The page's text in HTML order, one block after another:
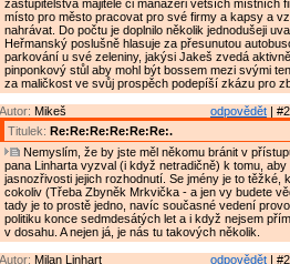
zastupitelstva majitelé či manažeři větších místních
místo pro město pracovat pro své firmy a kapsy a
nahrávat. Do počtu je doplnilo několik jednodušeji
Heřmanský poslušně hlasuje za přesunutou
parkování u své zeleniny, jakýsi Jakeš zvedá
pinponkový stůl aby mohl být bossem mezi svými
za maličkost ve svůj prospěch podepíší zkázu pro
odpovědět |
Autor: Mikeš
Titulek: Re:Re:Re:Re:Re:Re:.
Nemyslím, že by jste měl někomu bránit v
pana Linharta vyzval (i když netradičně) k tomu, aby
jasnozřivosti jejich rozhodnutí. Se jmény je to těžké,
cokoliv (Třeba Zbyněk Mrkvička - a jen vy budete
tady je to prostě jedno, navíc současné vedení
politiku konce sedmdesátých let a i když nejsem
v dosahu. A nejen já, je nás tu takových několik.
odpovědět |
Autor: Milan Linhart